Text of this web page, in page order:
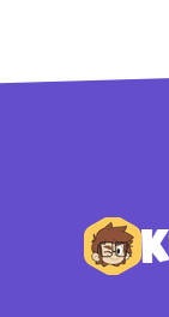
Podnožje